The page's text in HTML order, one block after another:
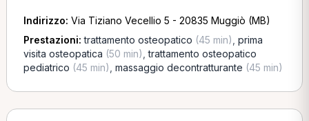
Indirizzo: Via Tiziano Vecellio 5 - 20835 Muggiò (MB)
Prestazioni:trattamento osteopatico (45 min) prima
visita osteopatica (50 min) ,trattamento osteopatico
pediatrico (45 min) massaggio decontratturante (45 min)